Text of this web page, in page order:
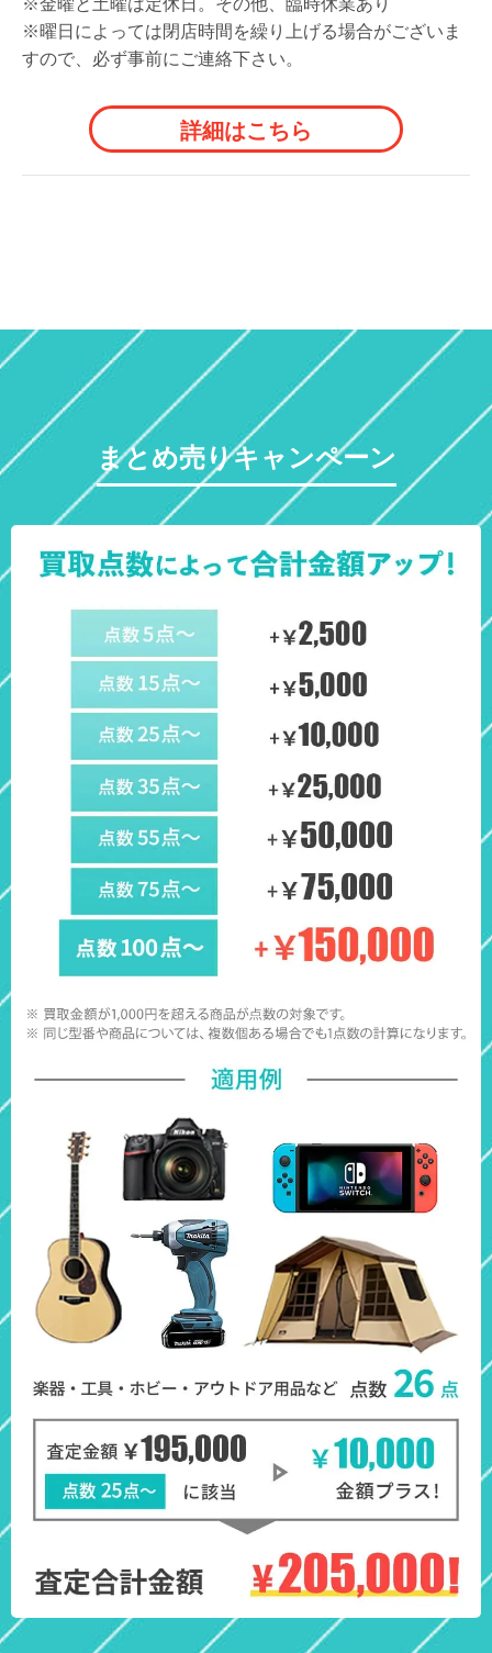
※曜日によっては閉店時間を繰り上げる場合がございま
すので、必ず事前にご連絡下さい。
詳細はこちら
まとめ売りキャンペーン